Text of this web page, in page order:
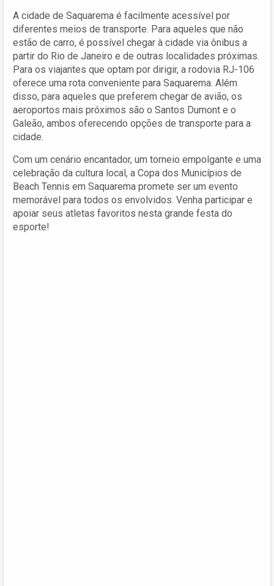
A cidade de Saquarema é facilmente acessível por
diferentes meios de transporte. Para aqueles que não
estão de carro, é possível chegar à cidade via ônibus a
partir do Rio de Janeiro e de outras localidades próximas.
Para os viajantes que optam por dirigir, a rodovia RJ-106
oferece uma rota conveniente para Saquarema. Além
disso, para aqueles que preferem chegar de avião, os
aeroportos mais próximos são o Santos Dumont e o
Galeão, ambos oferecendo opções de transporte para a
cidade.
Com um cenário encantador, um torneio empolgante e uma
celebração da cultura local, a Copa dos Municípios de
Beach Tennis em Saquarema promete ser um evento
memorável para todos os envolvidos. Venha participar e
apoiar seus atletas favoritos nesta grande festa do
esporte!